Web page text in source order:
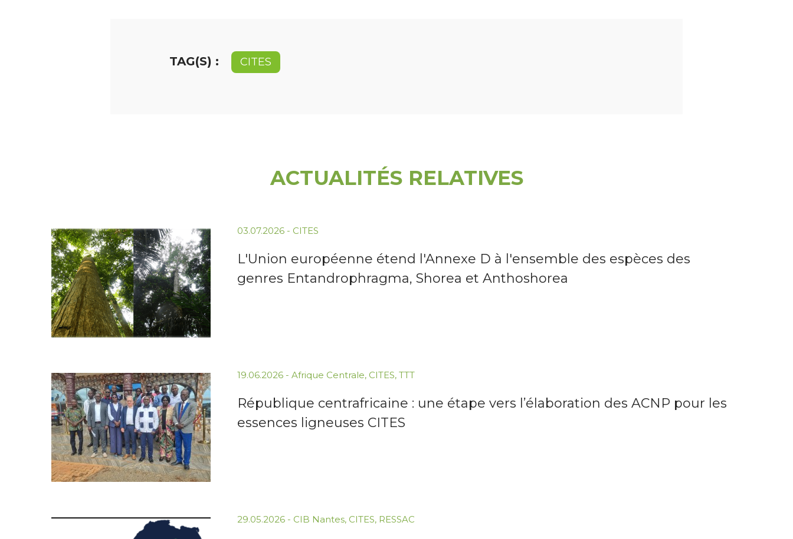
TAG(S) : CITES
ACTUALITÉS RELATIVES
03.07.2026 - CITES
L'Union européenne étend l'Annexe D à l'ensemble des espèces des
genres Entandrophragma, Shorea et Anthoshorea
19.06.2026 - Afrique Centrale, CITES, TTT
République centrafricaine : une étape vers l’élaboration des ACNP pour les
essences ligneuses CITES
29.05.2026 - CIB Nantes, CITES, RESSAC